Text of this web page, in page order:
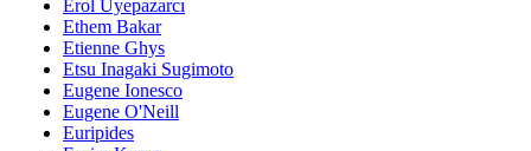
Erol Üyepazarcı
Ethem Bakar
Etienne Ghys
Etsu Inagaki Sugimoto
Eugene Ionesco
Eugene O'Neill
Euripides